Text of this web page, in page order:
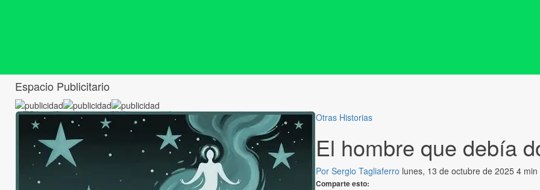
Espacio Publicitario
Otras Historias
El hombre que debía
Por Sergio Tagliaferro lunes, 13 de octubre de 2025 4 min
Comparte esto: